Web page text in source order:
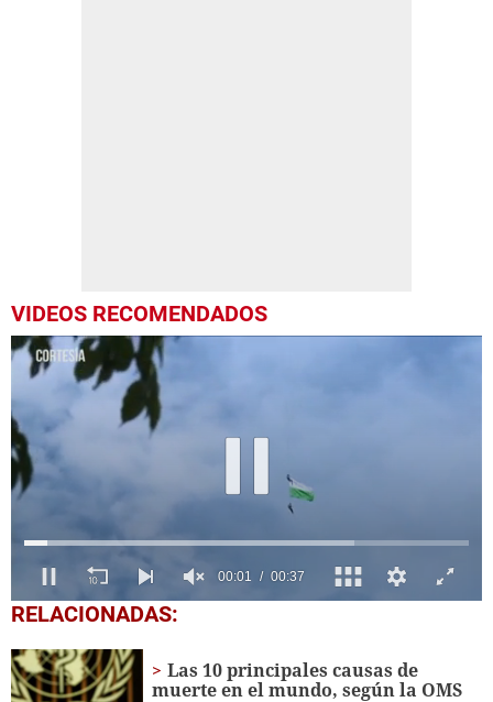
VIDEOS RECOMENDADOS
0
of
seconds
RELACIONADAS:
Las 10 principales causas de
muerte en el mundo, según la OMS